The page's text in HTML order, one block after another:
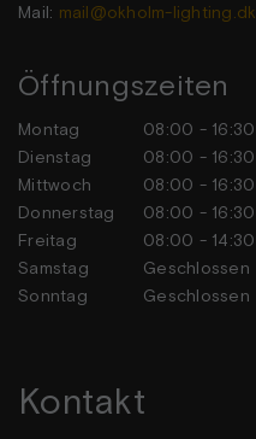
Mail: mail@okholm-lighting.dk
Öffnungszeiten
Montag
08:00 - 16:30
Dienstag
08:00 - 16:30
Mittwoch
08:00 - 16:30
Donnerstag
08:00 - 16:30
Freitag
08:00 - 14:30
Samstag
Geschlossen
Sonntag
Geschlossen
Kontakt